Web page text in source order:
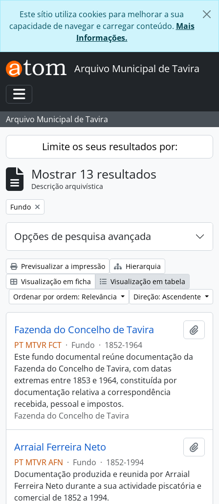
Este sítio utiliza cookies para melhorar a sua
capacidade de navegar e carregar conteúdo. Mais
Informações.
Arquivo Municipal de Tavira
Toggle navigation
Arquivo Municipal de Tavira
Limite os seus resultados por:
Mostrar 13 resultados
Descrição arquivística
Remover filtro:
Fundo
Opções de pesquisa avançada
Previsualizar a impressão
Hierarquia
Visualização em ficha
Visualização em tabela
Ordenar por ordem: Relevância
Direção: Ascendente
Fazenda do Concelho de Tavira
PT MTVR FCT · Fundo · 1852-1964
Este fundo documental reúne documentação da
Fazenda do Concelho de Tavira, com datas
extremas entre 1853 e 1964, constituída por
documentação relativa a correspondência
recebida, pessoal e impostos.
Fazenda do Concelho de Tavira
Arraial Ferreira Neto
PT MTVR AFN · Fundo · 1852-1994
Documentação produzida e reunida por Arraial
Ferreira Neto durante a sua actividade piscatória e
comercial de 1852 a 1994.